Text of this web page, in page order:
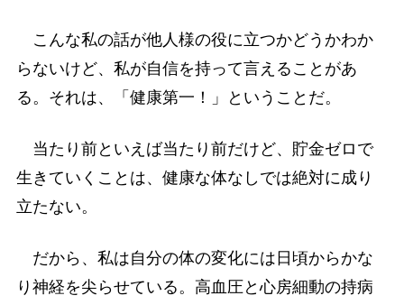
こんな私の話が他人様の役に立つかどうかわか
らないけど、私が自信を持って言えることがあ
る。それは、「健康第一！」ということだ。
当たり前といえば当たり前だけど、貯金ゼロで
生きていくことは、健康な体なしでは絶対に成り
立たない。
だから、私は自分の体の変化には日頃からかな
り神経を尖らせている。高血圧と心房細動の持病